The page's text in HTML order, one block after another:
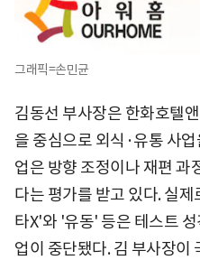
그래픽=손민균
김동선 부사장은 한화호텔
을 중심으로 외식·유통 사
업은 방향 조정이나 재편 과
다는 평가를 받고 있다. 실
타X'와 '유동' 등은 테스트
업이 중단됐다. 김 부사장이